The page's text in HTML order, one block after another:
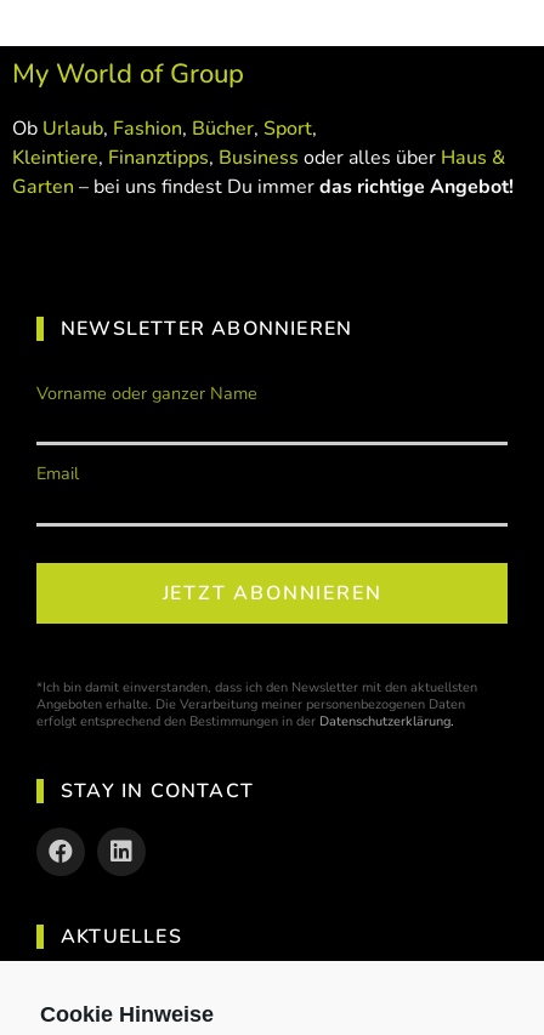
My World of Group
Ob Urlaub, Fashion, Bücher, Sport,
Kleintiere, Finanztipps, Business oder alles über Haus &
Garten – bei uns findest Du immerdas richtige Angebot!
AKTUELLES
2024
STAY IN CONTACT
NEWSLETTER ABONNIEREN
Vorname oder ganzer Name
Email
*Ich bin damit einverstanden, dass ich den Newsletter mit den aktuellsten
Angeboten erhalte. Die Verarbeitung meiner personenbezogenen Daten
erfolgt entsprechend den Bestimmungen in der Datenschutzerklärung.
Cookie Hinweise